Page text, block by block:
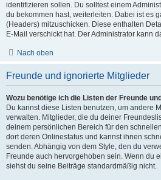
identifizieren sollen. Du solltest einem
du bekommen hast, weiterleiten. Dabei ist es
(Headers) mitzuschicken. Diese enthalten
E-Mail verschickt hat. Der Administrator kann
Nach oben
Freunde und ignorierte Mitglieder
Wozu benötige ich die Listen der Freunde
Du kannst diese Listen benutzen, um andere
verwalten. Mitglieder, die du deiner
deinem persönlichen Bereich für den
dort deren Onlinestatus und kannst ihnen
senden. Abhängig von dem Style, den du
Freunde auch hervorgehoben sein. Wenn du
siehst du seine Beiträge standardmäßig nicht.